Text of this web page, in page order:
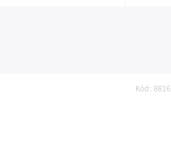
Kód:8816